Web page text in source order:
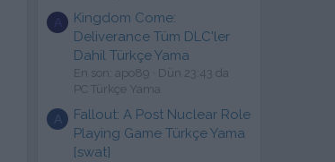
A
Kingdom Come:
Deliverance Tüm DLC'ler
Dahil Türkçe Yama
En son: apo89
Dün 23:43 da
PC Türkçe Yama
A
Fallout: A Post Nuclear Role
Playing Game Türkçe Yama
[swat]